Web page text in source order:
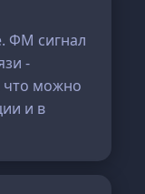
ФМ сигнал
-
что можно
и в